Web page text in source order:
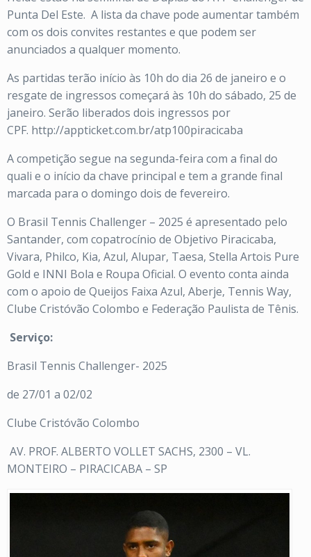
Punta Del Este. A lista da chave pode aumentar também
com os dois convites restantes e que podem ser
anunciados a qualquer momento.
As partidas terão início às 10h do dia 26 de janeiro e o
resgate de ingressos começará às 10h do sábado, 25 de
janeiro. Serão liberados dois ingressos por
CPF. http://appticket.com.br/atp100piracicaba
A competição segue na segunda-feira com a final do
quali e o início da chave principal e tem a grande final
marcada para o domingo dois de fevereiro.
O Brasil Tennis Challenger – 2025 é apresentado pelo
Santander, com copatrocínio de Objetivo Piracicaba,
Vivara, Philco, Kia, Azul, Alupar, Taesa, Stella Artois Pure
Gold e INNI Bola e Roupa Oficial. O evento conta ainda
com o apoio de Queijos Faixa Azul, Aberje, Tennis Way,
Clube Cristóvão Colombo e Federação Paulista de Tênis.
Serviço:
Brasil Tennis Challenger- 2025
de 27/01 a 02/02
Clube Cristóvão Colombo
AV. PROF. ALBERTO VOLLET SACHS, 2300 – VL.
MONTEIRO – PIRACICABA – SP